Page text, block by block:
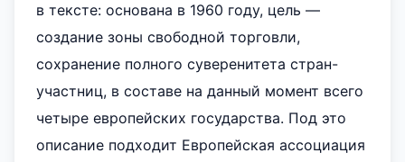
в тексте: основана в 1960 году, цель —
создание зоны свободной торговли,
сохранение полного суверенитета стран-
участниц, в составе на данный момент всего
четыре европейских государства. Под это
описание подходит Европейская ассоциация